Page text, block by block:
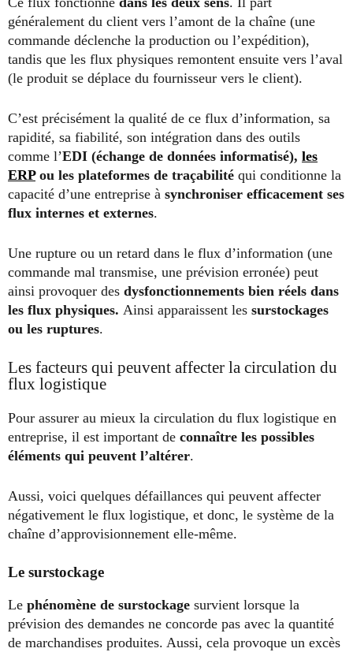
généralement du client vers l’amont de la chaîne (une
commande déclenche la production ou l’expédition),
tandis que les flux physiques remontent ensuite vers l’aval
(le produit se déplace du fournisseur vers le client).
C’est précisément la qualité de ce flux d’information, sa
rapidité, sa fiabilité, son intégration dans des outils
comme l’EDI (échange de données informatisé), les
ERPou les plateformes de traçabilité qui conditionne la
capacité d’une entreprise à synchroniser efficacement ses
flux internes et externes.
Une rupture ou un retard dans le flux d’information (une
commande mal transmise, une prévision erronée) peut
ainsi provoquer des dysfonctionnements bien réels dans
les flux physiques. Ainsi apparaissent les surstockages
ou les ruptures.
Les facteurs qui peuvent affecter la circulation du
flux logistique
Pour assurer au mieux la circulation du flux logistique en
entreprise, il est important de connaître les possibles
éléments qui peuvent l’altérer.
Aussi, voici quelques défaillances qui peuvent affecter
négativement le flux logistique, et donc, le système de la
chaîne d’approvisionnement elle-même.
Le surstockage
Le phénomène de surstockage survient lorsque la
prévision des demandes ne concorde pas avec la quantité
de marchandises produites. Aussi, cela provoque un excès